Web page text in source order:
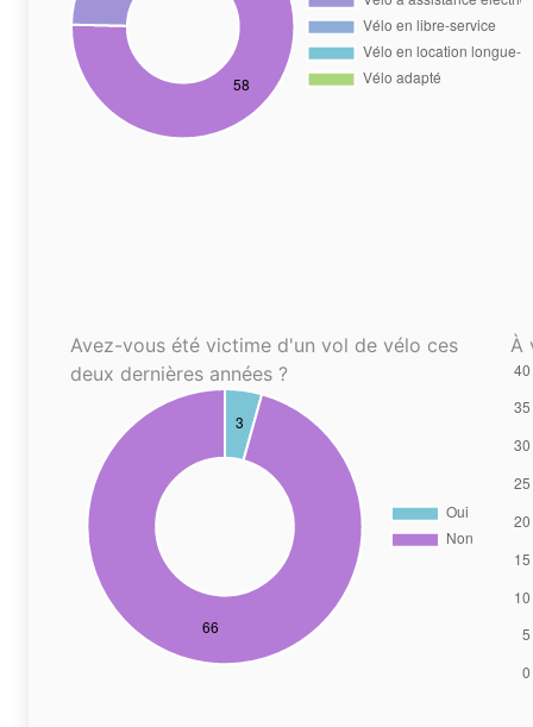
Avez-vous été victime d'un vol de vélo ces
deux dernières années ?
À